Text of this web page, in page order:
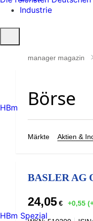
Industrie
öffnen
manager magazin
Märkte Aktien &
BASLER AG
24,05 € +0,55
HBm
HBm Spezial